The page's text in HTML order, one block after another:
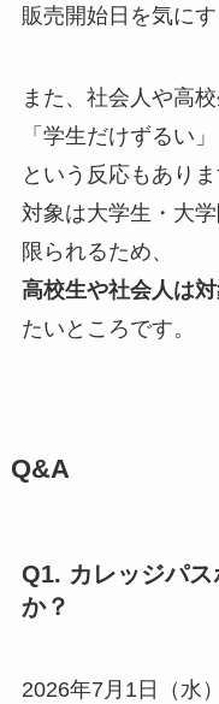
販売開始日を気に
また、社会人や高
「学生だけずるい
という反応もありま
対象は大学生・大
限られるため、
高校生や社会人は
たいところです。
Q&A
Q1. カレッジパ
か？
2026年7月1日（水